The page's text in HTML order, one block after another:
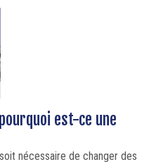
est-ce une
nécessaire de changer des